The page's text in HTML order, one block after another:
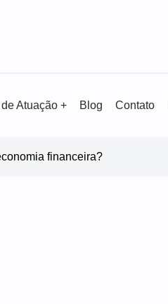
Atuação + Blog Contato
financeira?